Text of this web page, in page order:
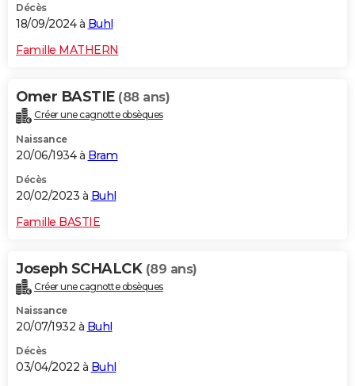
Décès
18/09/2024 à Buhl
Famille MATHERN
Omer BASTIE (88 ans)
Créer une cagnotte obsèques
Naissance
20/06/1934 à Bram
Décès
20/02/2023 à Buhl
Famille BASTIE
Joseph SCHALCK (89 ans)
Créer une cagnotte obsèques
Naissance
20/07/1932 à Buhl
Décès
03/04/2022 à Buhl